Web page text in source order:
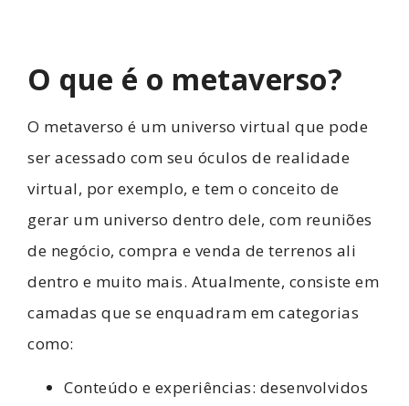
O que é o metaverso?
O metaverso é um universo virtual que pode
ser acessado com seu óculos de realidade
virtual, por exemplo, e tem o conceito de
gerar um universo dentro dele, com reuniões
de negócio, compra e venda de terrenos ali
dentro e muito mais. Atualmente, consiste em
camadas que se enquadram em categorias
como:
Conteúdo e experiências: desenvolvidos